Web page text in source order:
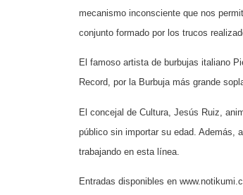
mecanismo inconsciente que nos
conjunto formado por los trucos
El famoso artista de burbujas italiano
Record, por la Burbuja más grande
El concejal de Cultura, Jesús Ruiz,
público sin importar su edad. Además,
trabajando en esta línea.
Entradas disponibles en